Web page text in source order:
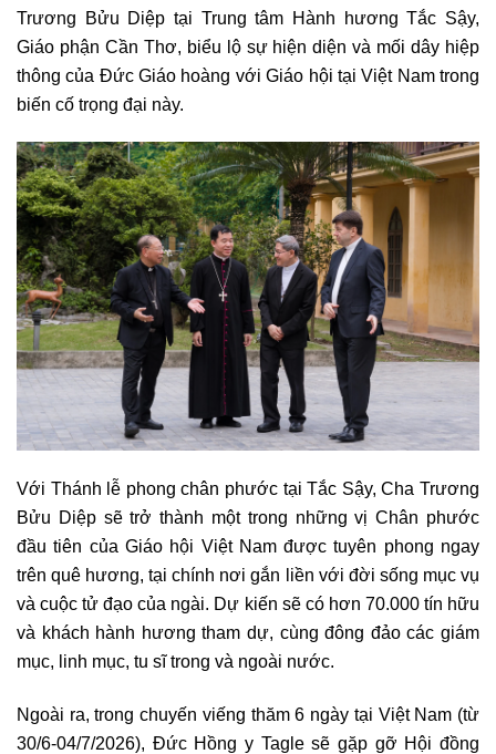
Trương Bửu Diệp tại Trung tâm Hành hương Tắc Sậy,
Giáo phận Cần Thơ, biểu lộ sự hiện diện và mối dây hiệp
thông của Đức Giáo hoàng với Giáo hội tại Việt Nam trong
biến cố trọng đại này.
Với Thánh lễ phong chân phước tại Tắc Sậy, Cha Trương
Bửu Diệp sẽ trở thành một trong những vị Chân phước
đầu tiên của Giáo hội Việt Nam được tuyên phong ngay
trên quê hương, tại chính nơi gắn liền với đời sống mục vụ
và cuộc tử đạo của ngài. Dự kiến sẽ có hơn 70.000 tín hữu
và khách hành hương tham dự, cùng đông đảo các giám
mục, linh mục, tu sĩ trong và ngoài nước.
Ngoài ra, trong chuyến viếng thăm 6 ngày tại Việt Nam (từ
30/6-04/7/2026), Đức Hồng y Tagle sẽ gặp gỡ Hội đồng